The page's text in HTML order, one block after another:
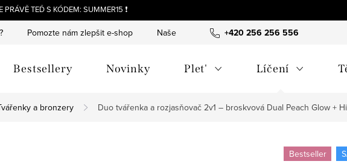
TEĎ S KÓDEM: SUMMER15 ❗
+420 256 256 556
Pomozte nám zlepšit e-shop Naše tipy a příběhy O nás
Bestsellery Novinky Plet' Líčení
a bronzery Duo tvářenka a rozjasňovač 2v1 – broskvová Dual Peach Glow +
Bestseller